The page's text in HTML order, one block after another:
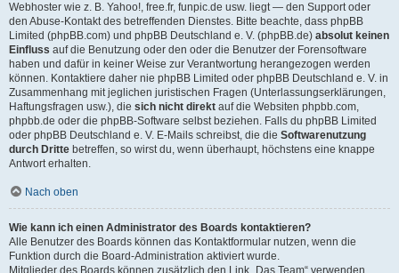
Webhoster wie z. B. Yahoo!, free.fr, funpic.de usw. liegt — den Support oder
den Abuse-Kontakt des betreffenden Dienstes. Bitte beachte, dass phpBB
Limited (phpBB.com) und phpBB Deutschland e. V. (phpBB.de) absolut keinen
Einfluss auf die Benutzung oder den oder die Benutzer der Forensoftware
haben und dafür in keiner Weise zur Verantwortung herangezogen werden
können. Kontaktiere daher nie phpBB Limited oder phpBB Deutschland e. V. in
Zusammenhang mit jeglichen juristischen Fragen (Unterlassungserklärungen,
Haftungsfragen usw.), die sich nicht direkt auf die Websiten phpbb.com,
phpbb.de oder die phpBB-Software selbst beziehen. Falls du phpBB Limited
oder phpBB Deutschland e. V. E-Mails schreibst, die die Softwarenutzung
durch Dritte betreffen, so wirst du, wenn überhaupt, höchstens eine knappe
Antwort erhalten.
Nach oben
Wie kann ich einen Administrator des Boards kontaktieren?
Alle Benutzer des Boards können das Kontaktformular nutzen, wenn die
Funktion durch die Board-Administration aktiviert wurde.
Mitglieder des Boards können zusätzlich den Link „Das Team“ verwenden.